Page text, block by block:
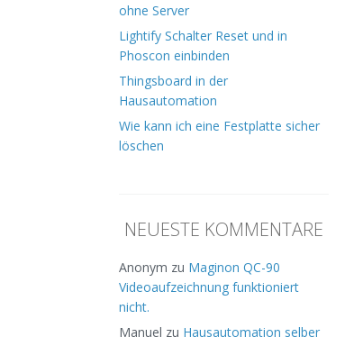
ohne Server
Lightify Schalter Reset und in
Phoscon einbinden
Thingsboard in der
Hausautomation
Wie kann ich eine Festplatte sicher
löschen
NEUESTE KOMMENTARE
Anonym zu Maginon QC-90
Videoaufzeichnung funktioniert
nicht.
Manuel zu Hausautomation selber